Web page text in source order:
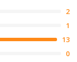
2
1
13
0